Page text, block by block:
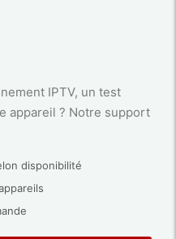
IPTV, un test
appareil ? Notre support
disponibilité